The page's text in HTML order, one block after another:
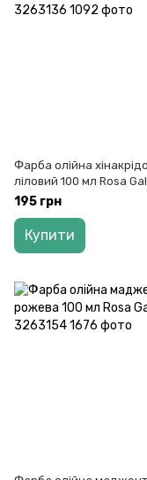
Фарба олійна
ліловий 100 мл Rosa
3263136
195 грн
Купити